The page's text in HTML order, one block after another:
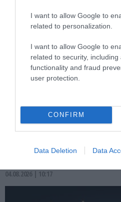
I want to allow Google to
related to personalization.
I want to allow Google to
related to security, including
functionality and fraud
user protection.
CONFIRM
Data Deletion Data
PRONEWS.GR /ΑΣΤΡΑ & ΖΩΔΙΑ
Τα ζώδια σήμερα
πρέπει να προσέξουν
04.08.2026 | 10:17